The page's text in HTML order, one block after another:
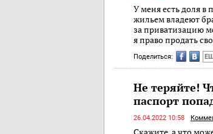
У меня есть доля в
жильем владеют
за приватизацию
я право продать
Поделиться:
Не теряйте!
паспорт
26.04.2022 10:58